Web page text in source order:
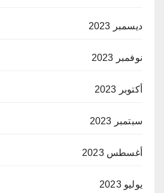
ديسمبر 2023
نوفمبر 2023
أكتوبر 2023
سبتمبر 2023
أغسطس 2023
يوليو 2023